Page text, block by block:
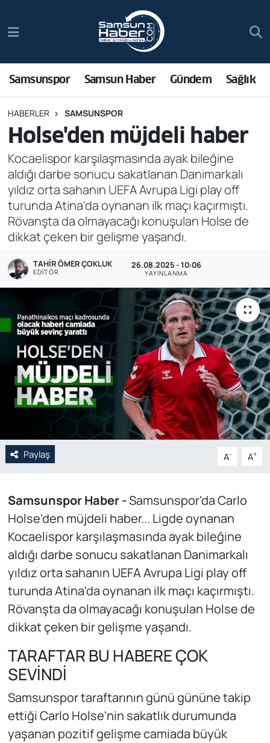
Samsunspor Samsun Haber Gündem Sağlık
HABERLER SAMSUNSPOR
Holse'den müjdeli haber
Kocaelispor karşılaşmasında ayak bileğine
aldığı darbe sonucu sakatlanan Danimarkalı
yıldız orta sahanın UEFA Avrupa Ligi play off
turunda Atina'da oynanan ilk maçı kaçırmıştı.
Rövanşta da olmayacağı konuşulan Holse de
dikkat çeken bir gelişme yaşandı.
TAHIR ÖMER ÇOKLUK
EDITÖR
26.08.2025 - 10:06
YAYINLANMA
Paylaş A- A+
Samsunspor Haber -Samsunspor'da Carlo
Holse'den müjdeli haber... Ligde oynanan
Kocaelispor karşılaşmasında ayak bileğine
aldığı darbe sonucu sakatlanan Danimarkalı
yıldız orta sahanın UEFA Avrupa Ligi play off
turunda Atina'da oynanan ilk maçı kaçırmıştı.
Rövanşta da olmayacağı konuşulan Holse de
dikkat çeken bir gelişme yaşandı.
TARAFTAR BU HABERE ÇOK
SEVİNDİ
Samsunspor taraftarının günü gününe takip
ettiği Carlo Holse'nin sakatlık durumunda
yaşanan pozitif gelişme camiada büyük
Samsun Haber
Sağlık
Asayiş
Bilim ve Teknoloji
Bölge
Dünya
Ekonomi
Genel
Gündem
Özel Haber
POLİTİKA
Spor
Yerel
Trafik Durumu
Süper Lig Puan Durumu ve Fikstür
Tüm Manşetler
Son Dakika Haberleri
Haber Arşivi